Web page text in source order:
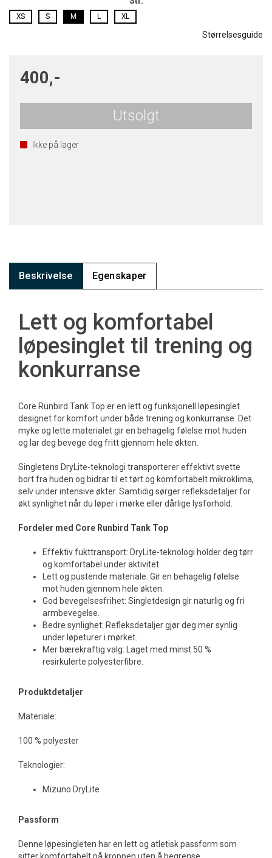
XS S M L XL
Størrelsesguide
400,-
Utsolgt
Ikke på lager
Beskrivelse Egenskaper
Lett og komfortabel
løpesinglet til trening og
konkurranse
Core Runbird Tank Top er en lett og funksjonell løpesinglet
designet for komfort under både trening og konkurranse. Det
myke og lette materialet gir en behagelig følelse mot huden
og lar deg bevege deg fritt gjennom hele økten.
Singletens DryLite-teknologi transporterer effektivt svette
bort fra huden og bidrar til et tørt og komfortabelt mikroklima,
selv under intensive økter. Samtidig sørger refleksdetaljer for
økt synlighet når du løper i mørke eller dårlige lysforhold.
Fordeler med Core Runbird Tank Top
Effektiv fukttransport: DryLite-teknologi holder deg tørr
og komfortabel under aktivitet.
Lett og pustende materiale: Gir en behagelig følelse
mot huden gjennom hele økten.
God bevegelsesfrihet: Singletdesign gir naturlig og fri
armbevegelse.
Bedre synlighet: Refleksdetaljer gjør deg mer synlig
under løpeturer i mørket.
Mer bærekraftig valg: Laget med minst 50 %
resirkulerte polyesterfibre.
Produktdetaljer
Materiale:
100 % polyester
Teknologier:
Mizuno DryLite
Passform
Denne løpesingleten har en lett og atletisk passform som